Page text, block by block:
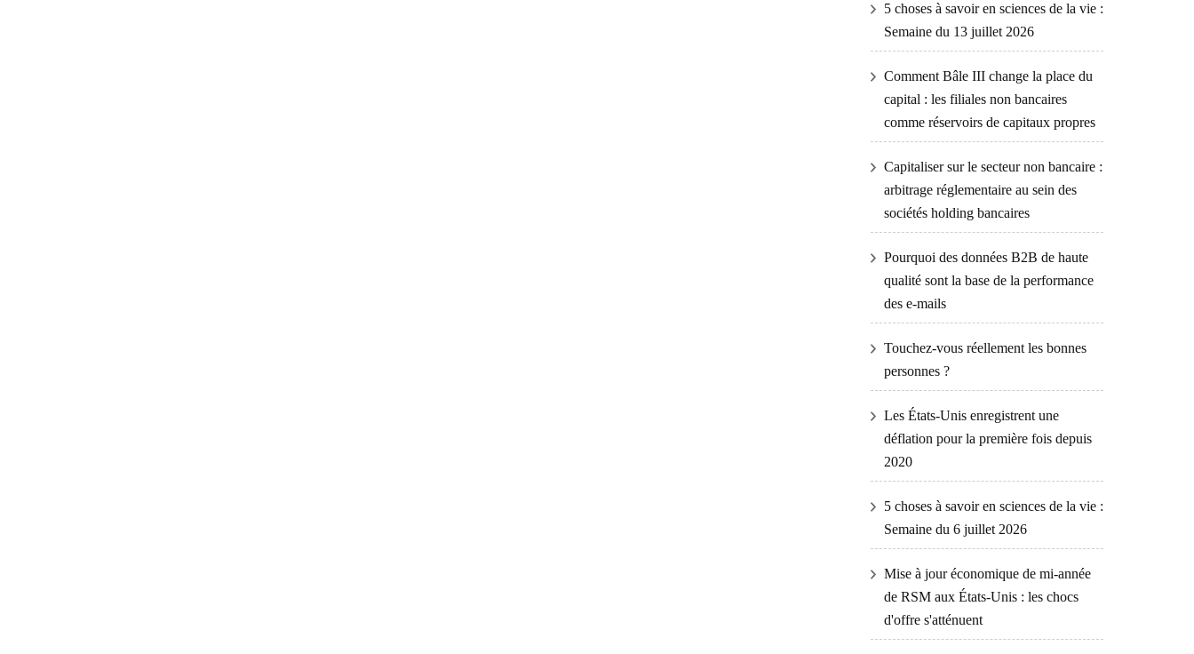
5 choses à savoir en sciences de la vie :
Semaine du 13 juillet 2026
Comment Bâle III change la place du
capital : les filiales non bancaires
comme réservoirs de capitaux propres
Capitaliser sur le secteur non bancaire :
arbitrage réglementaire au sein des
sociétés holding bancaires
Pourquoi des données B2B de haute
qualité sont la base de la performance
des e-mails
Touchez-vous réellement les bonnes
personnes ?
Les États-Unis enregistrent une
déflation pour la première fois depuis
2020
5 choses à savoir en sciences de la vie :
Semaine du 6 juillet 2026
Mise à jour économique de mi-année
de RSM aux États-Unis : les chocs
d'offre s'atténuent